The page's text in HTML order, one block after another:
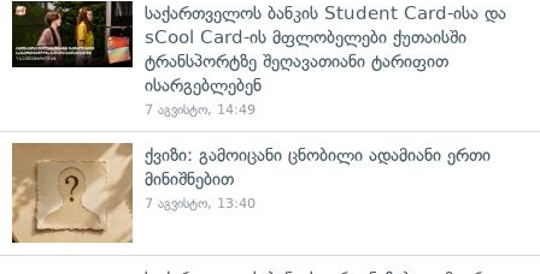
საქართველოს ბანკის Student Card-ისა და
sCool Card-ის მფლობელები ქუთაისში
ტრანსპორტზე შეღავათიანი ტარიფით
ისარგებლებენ
7 აგვისტო, 14:49
ქვიზი: გამოიცანი ცნობილი ადამიანი ერთი
მინიშნებით
7 აგვისტო, 13:40